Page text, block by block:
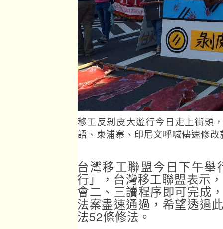
移工反剝皮大遊行今日走上街頭
語、柬浦寨、印尼文呼喊儘速修
台灣移工聯盟今日下午
行」，台灣移工聯盟表示
會二、三讀程序即可完成
法案盡速通過，希望透過
法52條修法。